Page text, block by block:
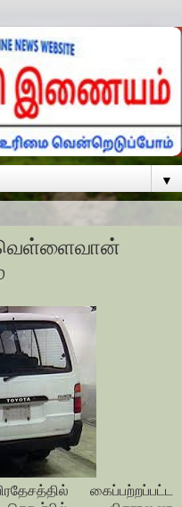
▼
கைப்பற்றப்பட்ட